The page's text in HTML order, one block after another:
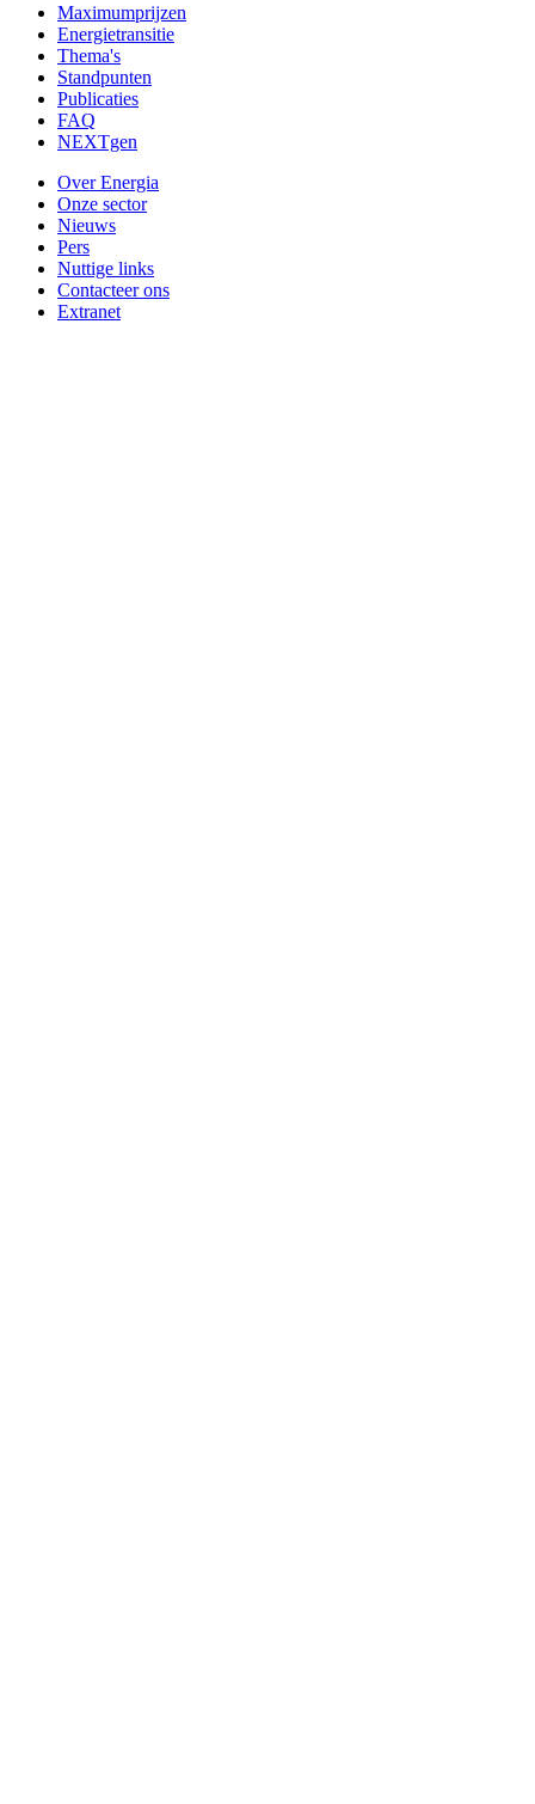
Maximumprijzen
Energietransitie
Thema's
Standpunten
Publicaties
FAQ
NEXTgen
Over Energia
Onze sector
Nieuws
Pers
Nuttige links
Contacteer ons
Extranet